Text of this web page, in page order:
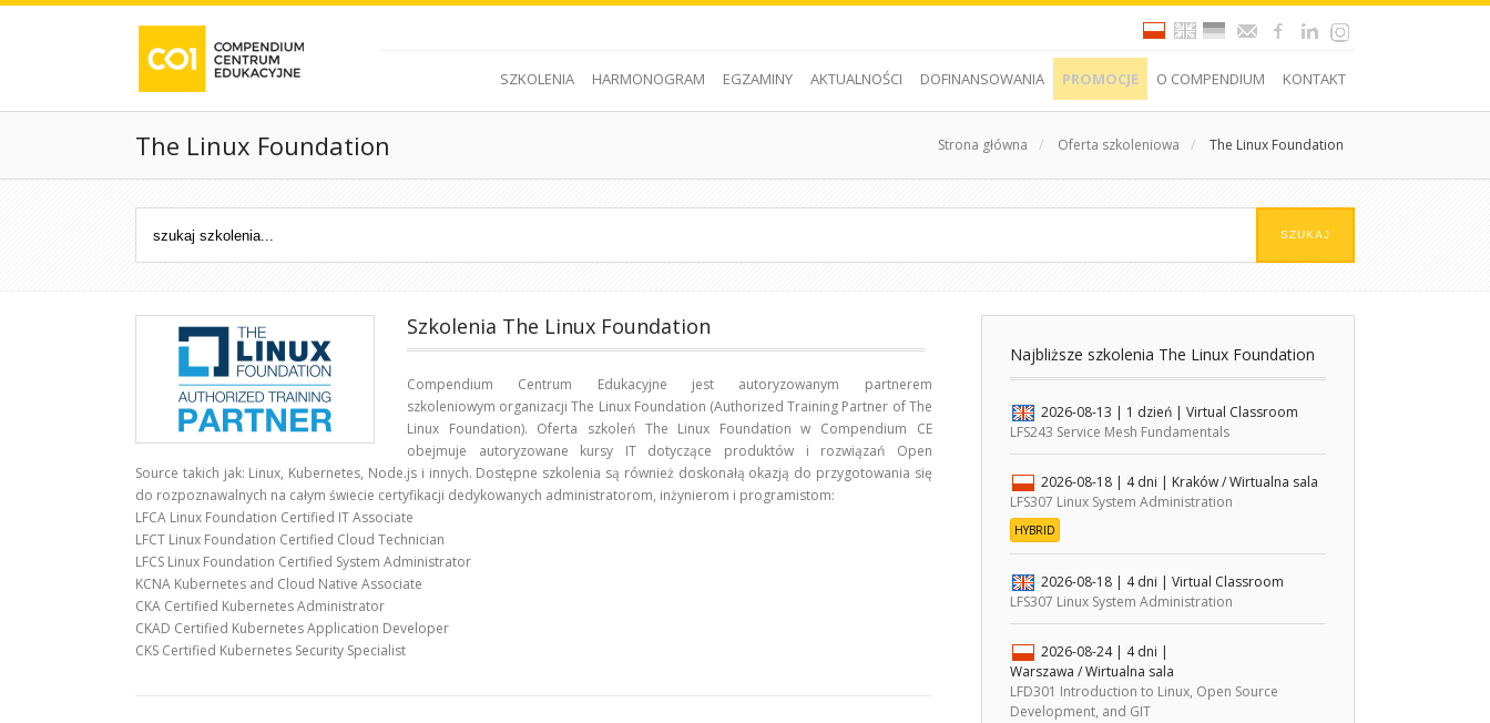
SZKOLENIA HARMONOGRAM EGZAMINY AKTUALNOŚCI DOFINANSOWANIA PROMOCJE O COMPENDIUM KONTAKT
The Linux Foundation Strona główna / Oferta szkoleniowa / The Linux Foundation
Szkolenia The Linux Foundation
Compendium Centrum Edukacyjne jest autoryzowanym partnerem
szkoleniowym organizacji The Linux Foundation (Authorized Training Partner of The
Linux Foundation). Oferta szkoleń The Linux Foundation w Compendium CE
obejmuje autoryzowane kursy IT dotyczące produktów i rozwiązań Open
Source takich jak: Linux, Kubernetes, Node.js i innych. Dostępne szkolenia są również doskonałą okazją do przygotowania się
do rozpoznawalnych na całym świecie certyfikacji dedykowanych administratorom, inżynierom i programistom:
LFCA Linux Foundation Certified IT Associate
LFCT Linux Foundation Certified Cloud Technician
LFCS Linux Foundation Certified System Administrator
KCNA Kubernetes and Cloud Native Associate
CKA Certified Kubernetes Administrator
CKAD Certified Kubernetes Application Developer
CKS Certified Kubernetes Security Specialist
Najbliższe szkolenia The Linux Foundation
2026-08-13 | 1 dzień | Virtual Classroom
LFS243 Service Mesh Fundamentals
2026-08-18 | 4 dni | Kraków / Wirtualna sala
LFS307 Linux System Administration
HYBRID
2026-08-18 | 4 dni | Virtual Classroom
LFS307 Linux System Administration
2026-08-24 | 4 dni |
Warszawa / Wirtualna sala
LFD301 Introduction to Linux, Open Source
Development, and GIT